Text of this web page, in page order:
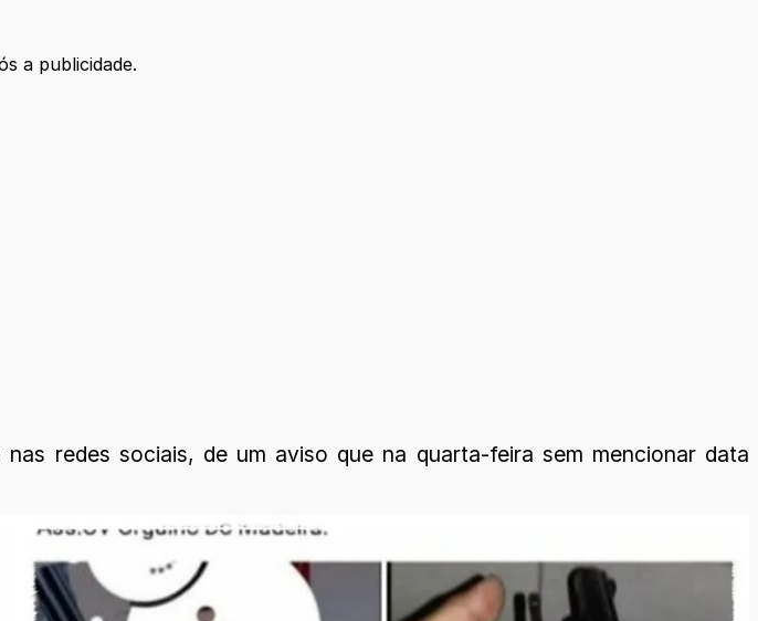
a publicidade.
redes sociais, de um aviso que na quarta-feira sem mencionar data